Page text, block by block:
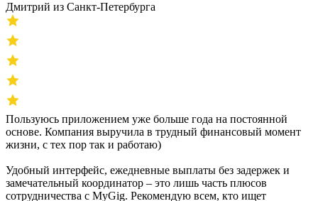
Дмитрий из Санкт-Петербурга
Пользуюсь приложением уже больше года на постоянной
основе. Компания выручила в трудный финансовый момент
жизни, с тех пор так и работаю)
Удобный интерфейс, ежедневные выплаты без задержек и
замечательный координатор – это лишь часть плюсов
сотрудничества с MyGig. Рекомендую всем, кто ищет